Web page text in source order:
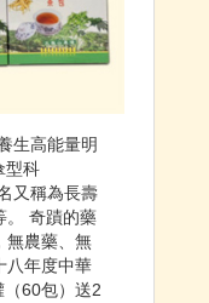
生高能量明
型科
又稱為長壽
。 奇蹟的藥
無農藥、無
八年度中華
（60包）送2